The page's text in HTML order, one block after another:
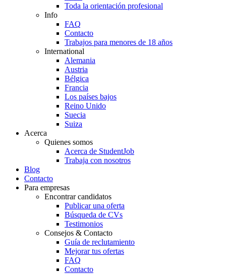
Toda la orientación profesional
Info
FAQ
Contacto
Trabajos para menores de 18 años
International
Alemania
Austria
Bélgica
Francia
Los países bajos
Reino Unido
Suecia
Suiza
Acerca
Quienes somos
Acerca de StudentJob
Trabaja con nosotros
Blog
Contacto
Para empresas
Encontrar candidatos
Publicar una oferta
Búsqueda de CVs
Testimonios
Consejos & Contacto
Guía de reclutamiento
Mejorar tus ofertas
FAQ
Contacto